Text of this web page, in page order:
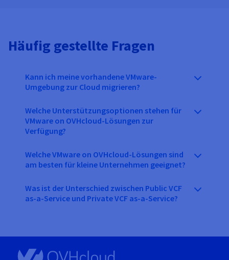
Häufig gestellte Fragen
Kann ich meine vorhandene VMware-
Umgebung zur Cloud migrieren?
Welche Unterstützungsoptionen stehen für
VMware on OVHcloud-Lösungen zur
Verfügung?
Welche VMware on OVHcloud-Lösungen sind
am besten für kleine Unternehmen geeignet?
Was ist der Unterschied zwischen Public VCF
as-a-Service und Private VCF as-a-Service?